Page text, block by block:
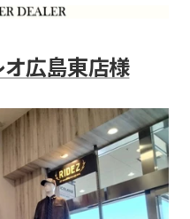
広島東店様